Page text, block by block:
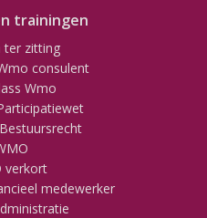
trainingen
ter zitting
consulent
Wmo
verkort
medewerker